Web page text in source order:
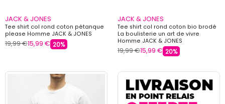
JACK & JONES
Tee shirt col rond coton pétanque
please Homme JACK & JONES
19,99 €15,99 € 20%
JACK & JONES
Tee shirt col rond coton bio brodé
La boulisterie un art de vivre
Homme JACK & JONES
19,99 €15,99 € 20%